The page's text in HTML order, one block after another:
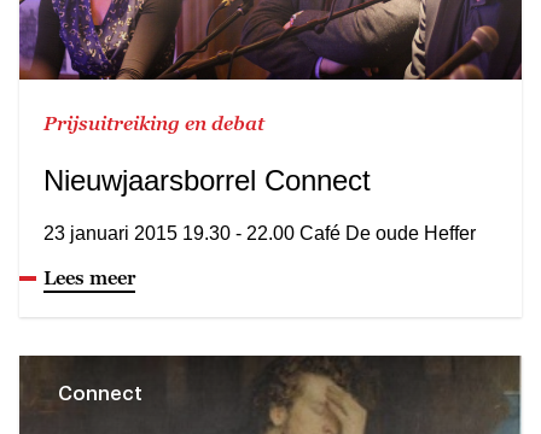
Prijsuitreiking en debat
Nieuwjaarsborrel Connect
23 januari 2015 19.30 - 22.00 Café De oude Heffer
Lees meer
Connect